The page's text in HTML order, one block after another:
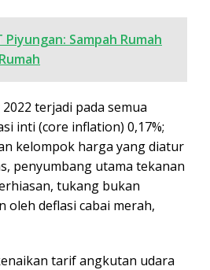
Sampah Rumah
terjadi pada semua
inti (core inflation) 0,17%;
kelompok harga yang diatur
penyumbang utama tekanan
tukang bukan
deflasi cabai merah,
tarif angkutan udara